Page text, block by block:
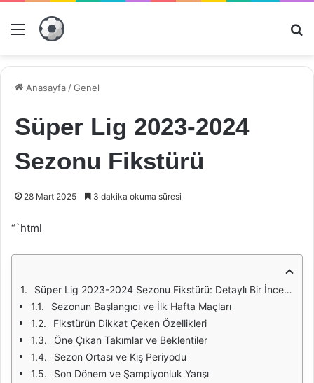
Menü
Anasayfa /Genel
Süper Lig 2023-2024
Sezonu Fikstürü
28 Mart 2025 3 dakika okuma süresi
“`html
Süper Lig 2023-2024 Sezonu Fikstürü: Detaylı Bir İnceleme
Sezonun Başlangıcı ve İlk Hafta Maçları
Fikstürün Dikkat Çeken Özellikleri
Öne Çıkan Takımlar ve Beklentiler
Sezon Ortası ve Kış Periyodu
Son Dönem ve Şampiyonluk Yarışı